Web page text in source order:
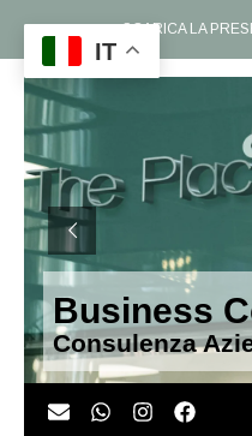
SCARICA LA
Business
Consulenza
IT